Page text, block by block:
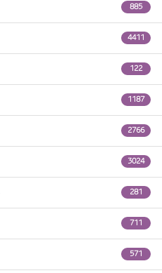
885
4411
122
1187
2766
3024
281
711
571